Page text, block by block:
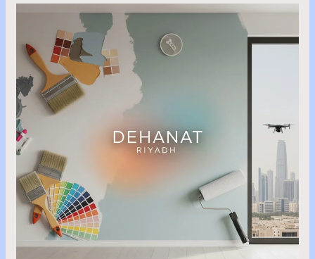
افضل
بويه
المعلم
للدهانات
0537341197